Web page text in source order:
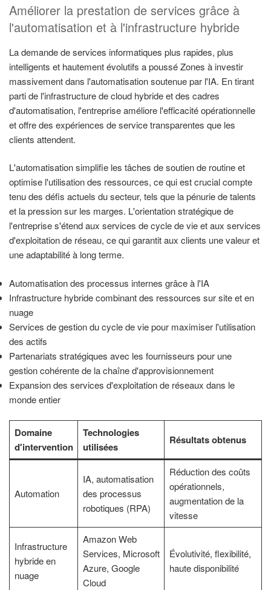
Améliorer la prestation de services grâce à
l'automatisation et à l'infrastructure hybride
La demande de services informatiques plus rapides, plus
intelligents et hautement évolutifs a poussé Zones à investir
massivement dans l'automatisation soutenue par l'IA. En tirant
parti de l'infrastructure de cloud hybride et des cadres
d'automatisation, l'entreprise améliore l'efficacité opérationnelle
et offre des expériences de service transparentes que les
clients attendent.
L'automatisation simplifie les tâches de soutien de routine et
optimise l'utilisation des ressources, ce qui est crucial compte
tenu des défis actuels du secteur, tels que la pénurie de talents
et la pression sur les marges. L'orientation stratégique de
l'entreprise s'étend aux services de cycle de vie et aux services
d'exploitation de réseau, ce qui garantit aux clients une valeur et
une adaptabilité à long terme.
Automatisation des processus internes grâce à l'IA
Infrastructure hybride combinant des ressources sur site et en
nuage
Services de gestion du cycle de vie pour maximiser l'utilisation
des actifs
Partenariats stratégiques avec les fournisseurs pour une
gestion cohérente de la chaîne d'approvisionnement
Expansion des services d'exploitation de réseaux dans le
monde entier
Domaine
d'intervention
Technologies
utilisées
Résultats obtenus
Automation
IA, automatisation
des processus
robotiques (RPA)
Réduction des coûts
opérationnels,
augmentation de la
vitesse
Infrastructure
hybride en
nuage
Amazon Web
Services, Microsoft
Azure, Google
Cloud
Évolutivité, flexibilité,
haute disponibilité